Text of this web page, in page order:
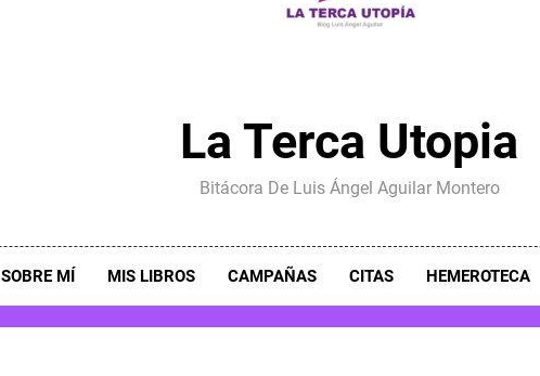
La Terca Utopia
Bitácora De Luis Ángel Aguilar Montero
SOBRE MÍ MIS LIBROS CAMPAÑAS CITAS HEMEROTECA